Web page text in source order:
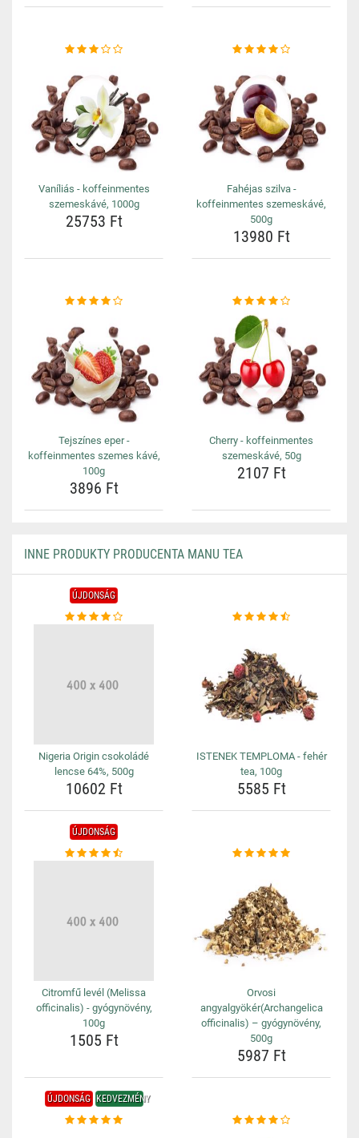
Vaníliás - koffeinmentes
szemeskávé, 1000g
25753 Ft
Fahéjas szilva -
koffeinmentes szemeskávé,
500g
13980 Ft
Tejszínes eper -
koffeinmentes szemes kávé,
100g
3896 Ft
Cherry - koffeinmentes
szemeskávé, 50g
2107 Ft
INNE PRODUKTY PRODUCENTA MANU TEA
ÚJDONSÁG
Nigeria Origin csokoládé
lencse 64%, 500g
10602 Ft
ISTENEK TEMPLOMA - fehér
tea, 100g
5585 Ft
ÚJDONSÁG
Citromfű levél (Melissa
officinalis) - gyógynövény,
100g
1505 Ft
Orvosi
angyalgyökér(Archangelica
officinalis) – gyógynövény,
500g
5987 Ft
ÚJDONSÁG KEDVEZMÉNY